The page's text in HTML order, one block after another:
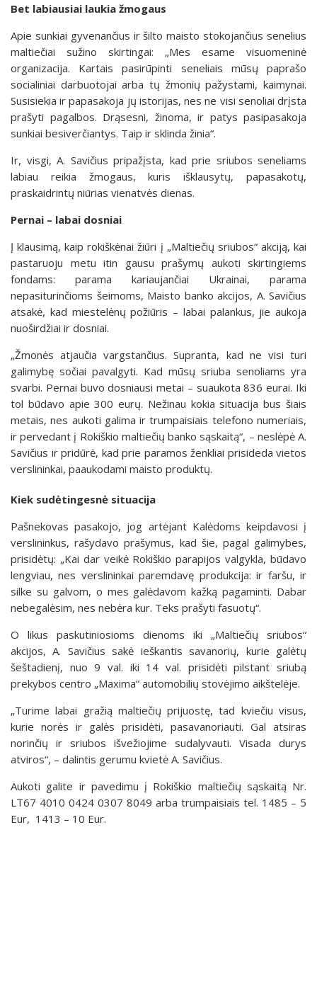
Bet labiausiai laukia žmogaus
Apie sunkiai gyvenančius ir šilto maisto stokojančius senelius
maltiečiai sužino skirtingai: „Mes esame visuomeninė
organizacija. Kartais pasirūpinti seneliais mūsų paprašo
socialiniai darbuotojai arba tų žmonių pažystami, kaimynai.
Susisiekia ir papasakoja jų istorijas, nes ne visi senoliai drįsta
prašyti pagalbos. Drąsesni, žinoma, ir patys pasipasakoja
sunkiai besiverčiantys. Taip ir sklinda žinia“.
Ir, visgi, A. Savičius pripažįsta, kad prie sriubos seneliams
labiau reikia žmogaus, kuris išklausytų, papasakotų,
praskaidrintų niūrias vienatvės dienas.
Pernai – labai dosniai
Į klausimą, kaip rokiškėnai žiūri į „Maltiečių sriubos“ akciją, kai
pastaruoju metu itin gausu prašymų aukoti skirtingiems
fondams: parama kariaujančiai Ukrainai, parama
nepasiturinčioms šeimoms, Maisto banko akcijos, A. Savičius
atsakė, kad miestelėnų požiūris – labai palankus, jie aukoja
nuoširdžiai ir dosniai.
„Žmonės atjaučia vargstančius. Supranta, kad ne visi turi
galimybę sočiai pavalgyti. Kad mūsų sriuba senoliams yra
svarbi. Pernai buvo dosniausi metai – suaukota 836 eurai. Iki
tol būdavo apie 300 eurų. Nežinau kokia situacija bus šiais
metais, nes aukoti galima ir trumpaisiais telefono numeriais,
ir pervedant į Rokiškio maltiečių banko sąskaitą“, – neslėpė A.
Savičius ir pridūrė, kad prie paramos ženkliai prisideda vietos
verslininkai, paaukodami maisto produktų.
Kiek sudėtingesnė situacija
Pašnekovas pasakojo, jog artėjant Kalėdoms keipdavosi į
verslininkus, rašydavo prašymus, kad šie, pagal galimybes,
prisidėtų: „Kai dar veikė Rokiškio parapijos valgykla, būdavo
lengviau, nes verslininkai paremdavę produkcija: ir faršu, ir
silke su galvom, o mes galėdavom kažką pagaminti. Dabar
nebegalėsim, nes nebėra kur. Teks prašyti fasuotų“.
O likus paskutiniosioms dienoms iki „Maltiečių sriubos“
akcijos, A. Savičius sakė ieškantis savanorių, kurie galėtų
šeštadienį, nuo 9 val. iki 14 val. prisidėti pilstant sriubą
prekybos centro „Maxima“ automobilių stovėjimo aikštelėje.
„Turime labai gražią maltiečių prijuostę, tad kviečiu visus,
kurie norės ir galės prisidėti, pasavanoriauti. Gal atsiras
norinčių ir sriubos išvežiojime sudalyvauti. Visada durys
atviros“, – dalintis gerumu kvietė A. Savičius.
Aukoti galite ir pavedimu į Rokiškio maltiečių sąskaitą Nr.
LT67 4010 0424 0307 8049 arba trumpaisiais tel. 1485 – 5
Eur, 1413 – 10 Eur.